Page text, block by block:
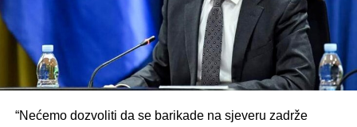
“Nećemo dozvoliti da se barikade na sjeveru zadrže